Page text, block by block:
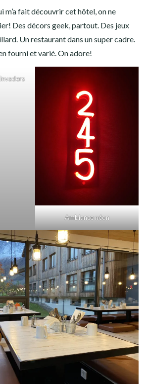
m’a fait découvrir cet hôtel, on ne
Des décors geek, partout. Des jeux
Un restaurant dans un super cadre.
fourni et varié. On adore!
Ambiance néon